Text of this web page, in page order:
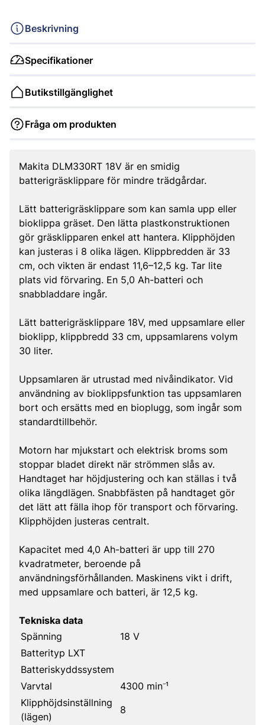
Beskrivning
Specifikationer
Butikstillgänglighet
Fråga om produkten
Makita DLM330RT 18V är en smidig
batterigräsklippare för mindre trädgårdar.
Lätt batterigräsklippare som kan samla upp eller
bioklippa gräset. Den lätta plastkonstruktionen
gör gräsklipparen enkel att hantera. Klipphöjden
kan justeras i 8 olika lägen. Klippbredden är 33
cm, och vikten är endast 11,6–12,5 kg. Tar lite
plats vid förvaring. En 5,0 Ah-batteri och
snabbladdare ingår.
Lätt batterigräsklippare 18V, med uppsamlare eller
bioklipp, klippbredd 33 cm, uppsamlarens volym
30 liter.
Uppsamlaren är utrustad med nivåindikator. Vid
användning av bioklippsfunktion tas uppsamlaren
bort och ersätts med en bioplugg, som ingår som
standardtillbehör.
Motorn har mjukstart och elektrisk broms som
stoppar bladet direkt när strömmen slås av.
Handtaget har höjdjustering och kan ställas i två
olika längdlägen. Snabbfästen på handtaget gör
det lätt att fälla ihop för transport och förvaring.
Klipphöjden justeras centralt.
Kapacitet med 4,0 Ah-batteri är upp till 270
kvadratmeter, beroende på
användningsförhållanden. Maskinens vikt i drift,
med uppsamlare och batteri, är 12,5 kg.
Tekniska data
Spänning
18 V
Batterityp LXT
Batteriskyddssystem
Varvtal
4300 min⁻¹
Klipphöjdsinställning
(lägen)
8